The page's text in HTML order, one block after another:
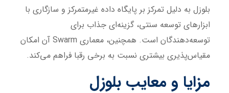
بلوزل به دلیل تمرکز بر پایگاه داده غیرمتمرکز و سازگاری با
ابزارهای توسعه سنتی، گزینه‌ای جذاب برای
توسعه‌دهندگان است. همچنین، معماری Swarm آن امکان
مقیاس‌پذیری بیشتری نسبت به برخی رقبا فراهم می‌کند.
مزایا و معایب بلوزل